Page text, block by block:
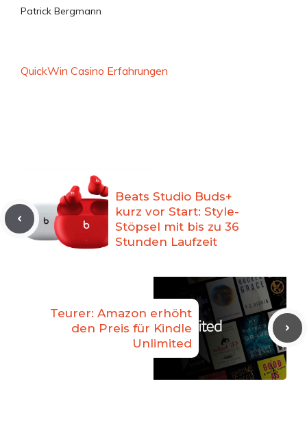
Patrick Bergmann
QuickWin Casino Erfahrungen
Beats Studio Buds+
kurz vor Start: Style-
Stöpsel mit bis zu 36
Stunden Laufzeit
Teurer: Amazon erhöht
den Preis für Kindle
Unlimited